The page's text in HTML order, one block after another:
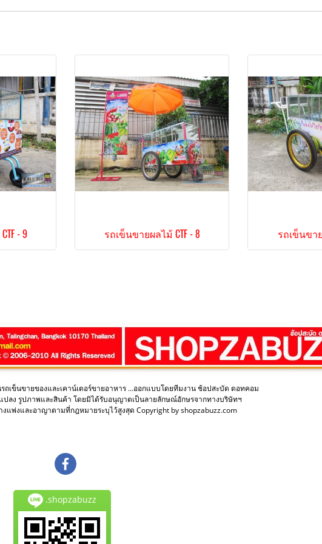
- 9 รถเข็นขายผลไม้ CTF - 8 รถเข็นขาย
ถเข็นขายของและเคาน์เตอร์ขายอาหาร ...ออกแบบโดยทีมงาน ช้อปสะบัด ดอทคอม
ปลง รูปภาพและสินค้า โดยมิได้รับอนุญาตเป็นลายลักษณ์อักษรจากทางบริษัทฯ
แพ่งและอาญาตามที่กฎหมายระบุไว้สูงสุด Copyright by shopzabuzz.com
.shopzabuzz